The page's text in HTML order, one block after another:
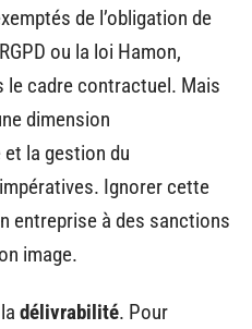
de l’obligation de
ou la loi Hamon,
le cadre contractuel. Mais
dimension
la gestion du
Ignorer cette
entreprise à des sanctions
image.
délivrabilité. Pour